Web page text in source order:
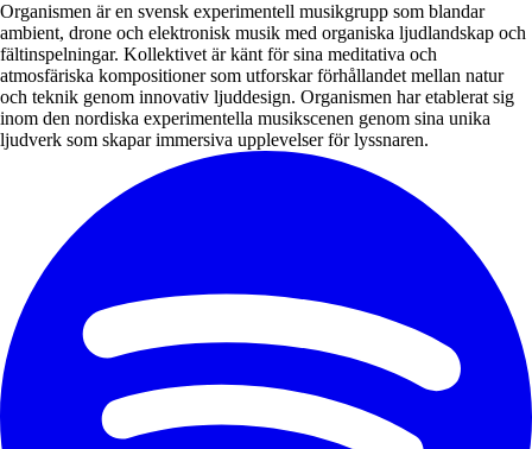
Organismen är en svensk experimentell musikgrupp som blandar
ambient, drone och elektronisk musik med organiska ljudlandskap och
fältinspelningar. Kollektivet är känt för sina meditativa och
atmosfäriska kompositioner som utforskar förhållandet mellan natur
och teknik genom innovativ ljuddesign. Organismen har etablerat sig
inom den nordiska experimentella musikscenen genom sina unika
ljudverk som skapar immersiva upplevelser för lyssnaren.